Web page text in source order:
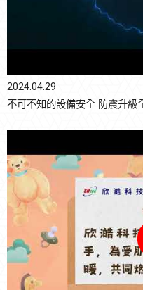
2024.04.29
不可不知的設備安全 防震升級